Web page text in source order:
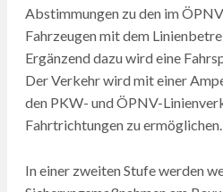
Abstimmungen zu den im
Fahrzeugen mit dem
Ergänzend dazu wird eine
Der Verkehr wird mit einer
den PKW- und ÖPNV-
Fahrtrichtungen zu ermöglichen.
In einer zweiten Stufe werden